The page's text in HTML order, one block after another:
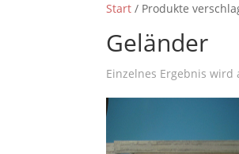
Start / Produkte
Geländer
Einzelnes Ergebnis wird